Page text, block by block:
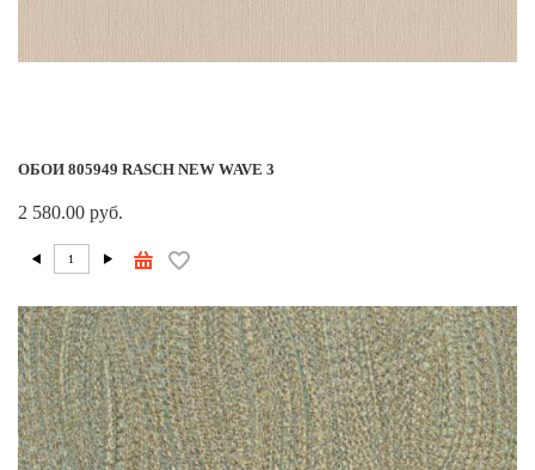
ОБОИ 805949 RASCH NEW WAVE 3
2 580.00 руб.